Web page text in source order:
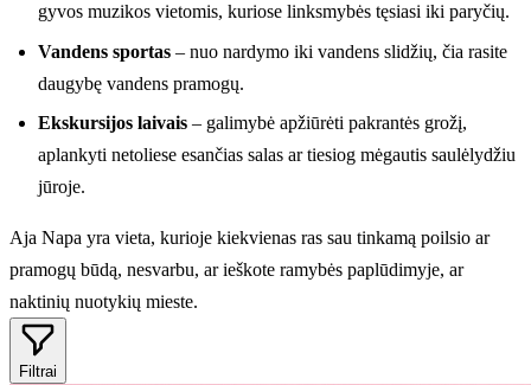
gyvos muzikos vietomis, kuriose linksmybės tęsiasi iki paryčių.
Vandens sportas – nuo nardymo iki vandens slidžių, čia rasite
daugybę vandens pramogų.
Ekskursijos laivais – galimybė apžiūrėti pakrantės grožį,
aplankyti netoliese esančias salas ar tiesiog mėgautis saulėlydžiu
jūroje.
Aja Napa yra vieta, kurioje kiekvienas ras sau tinkamą poilsio ar
pramogų būdą, nesvarbu, ar ieškote ramybės paplūdimyje, ar
naktinių nuotykių mieste.
Filtrai